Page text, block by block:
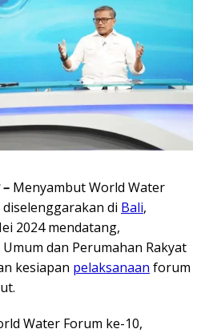
– Menyambut World Water
di Bali,
2024 mendatang,
dan Perumahan Rakyat
kesiapan pelaksanaan forum
Water Forum ke-10,